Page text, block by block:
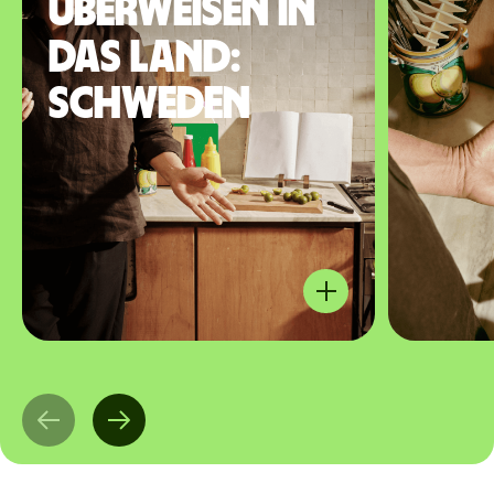
überweisen in
das Land:
Schweden